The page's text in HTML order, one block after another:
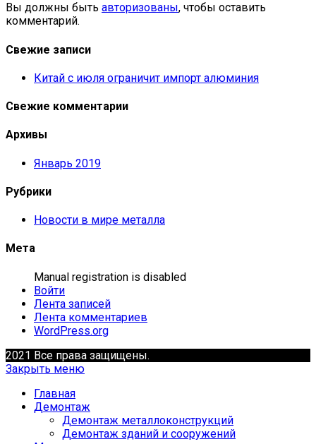
Вы должны быть авторизованы, чтобы оставить
комментарий.
Свежие записи
Китай с июля ограничит импорт алюминия
Свежие комментарии
Архивы
Январь 2019
Рубрики
Новости в мире металла
Мета
Manual registration is disabled
Войти
Лента записей
Лента комментариев
WordPress.org
2021 Все права защищены.
Закрыть меню
Главная
Демонтаж
Демонтаж металлоконструкций
Демонтаж зданий и сооружений